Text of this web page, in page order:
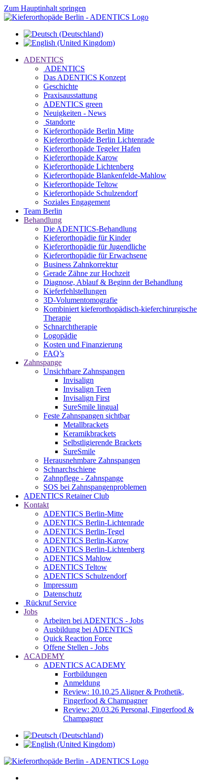
Zum Hauptinhalt springen
ADENTICS
ADENTICS
Das ADENTICS Konzept
Geschichte
Praxisausstattung
ADENTICS green
Neuigkeiten - News
Standorte
Kieferorthopäde Berlin Mitte
Kieferorthopäde Berlin Lichtenrade
Kieferorthopäde Tegeler Hafen
Kieferorthopäde Karow
Kieferorthopäde Lichtenberg
Kieferorthopäde Blankenfelde-Mahlow
Kieferorthopäde Teltow
Kieferorthopäde Schulzendorf
Soziales Engagement
Team Berlin
Behandlung
Die ADENTICS-Behandlung
Kieferorthopädie für Kinder
Kieferorthopädie für Jugendliche
Kieferorthopädie für Erwachsene
Business Zahnkorrektur
Gerade Zähne zur Hochzeit
Diagnose, Ablauf & Beginn der Behandlung
Kieferfehlstellungen
3D-Volumentomografie
Kombiniert kieferorthopädisch-kieferchirurgische
Therapie
Schnarchtherapie
Logopädie
Kosten und Finanzierung
FAQ’s
Zahnspange
Unsichtbare Zahnspangen
Invisalign
Invisalign Teen
Invisalign First
SureSmile lingual
Feste Zahnspangen sichtbar
Metallbrackets
Keramikbrackets
Selbstligierende Brackets
SureSmile
Herausnehmbare Zahnspangen
Schnarchschiene
Zahnpflege - Zahnspange
SOS bei Zahnspangenproblemen
ADENTICS Retainer Club
Kontakt
ADENTICS Berlin-Mitte
ADENTICS Berlin-Lichtenrade
ADENTICS Berlin-Tegel
ADENTICS Berlin-Karow
ADENTICS Berlin-Lichtenberg
ADENTICS Mahlow
ADENTICS Teltow
ADENTICS Schulzendorf
Impressum
Datenschutz
Rückruf Service
Jobs
Arbeiten bei ADENTICS - Jobs
Ausbildung bei ADENTICS
Quick Reaction Force
Offene Stellen - Jobs
ACADEMY
ADENTICS ACADEMY
Fortbildungen
Anmeldung
Review: 10.10.25 Aligner & Prothetik,
Fingerfood & Champagner
Review: 20.03.26 Personal, Fingerfood &
Champagner